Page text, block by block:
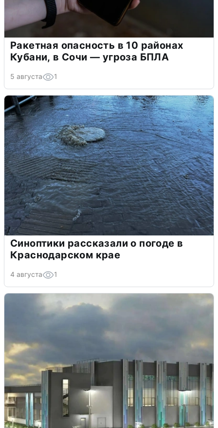
Ракетная опасность в 10 районах
Кубани, в Сочи — угроза БПЛА
5 августа 1
Синоптики рассказали о погоде в
Краснодарском крае
4 августа 1